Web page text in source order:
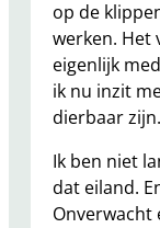
op de
werken. Het
eigenlijk
ik nu inzit
dierbaar zijn.
Ik ben niet
dat eiland.
Onverwacht